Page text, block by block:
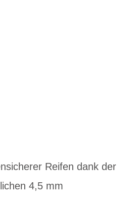
Reifen dank der
4,5 mm